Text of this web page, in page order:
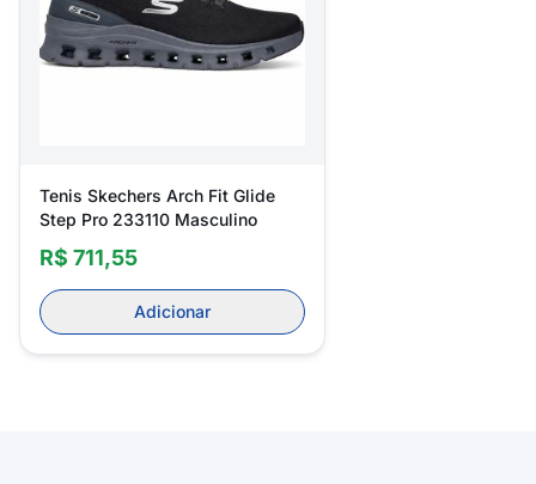
Tenis Skechers Arch Fit Glide
Step Pro 233110 Masculino
R$ 711,55
Adicionar